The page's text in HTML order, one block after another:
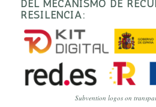
DEL MECANISMO DE
RESILENCIA:
Subvention logos on